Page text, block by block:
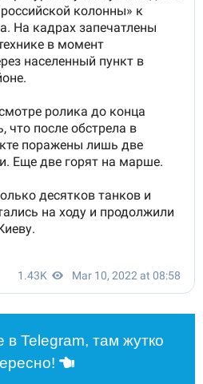
в Telegram, там жутко